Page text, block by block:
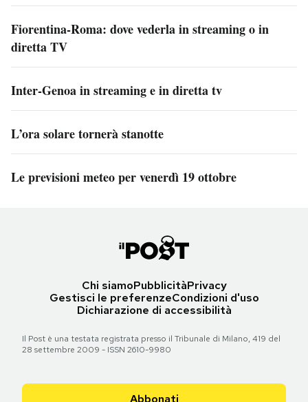
Fiorentina-Roma: dove vederla in streaming o in
diretta TV
Inter-Genoa in streaming e in diretta tv
L’ora solare tornerà stanotte
Le previsioni meteo per venerdì 19 ottobre
Chi siamoPubblicitàPrivacy
Gestisci le preferenzeCondizioni d'uso
Dichiarazione di accessibilità
Il Post è una testata registrata presso il Tribunale di Milano, 419 del
28 settembre 2009 - ISSN 2610-9980
Abbonati